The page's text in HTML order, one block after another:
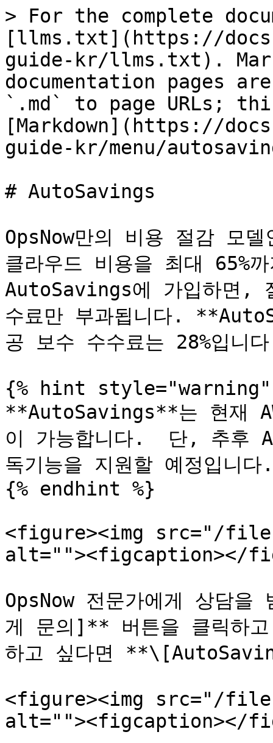
> For the complete
[llms.txt](https://
guide-kr/llms.txt).
documentation pages
`.md` to page URLs;
[Markdown](https://
guide-kr/menu/
# AutoSavings
OpsNow만의 비용 절감 모
클라우드 비용을 최대 65%
AutoSavings에 가입하면,
수료만 부과됩니다.
공 보수 수수료는 28%입니
{% hint style="warning"
**AutoSavings**는 현재
이 가능합니다.  단, 추후
독기능을 지원할 예정입니다.
{% endhint %}
<figure><img src="/files/
alt=""><figcaption></
OpsNow 전문가에게 상담
게 문의]** 버튼을 클릭하
하고 싶다면
<figure><img src="/files/